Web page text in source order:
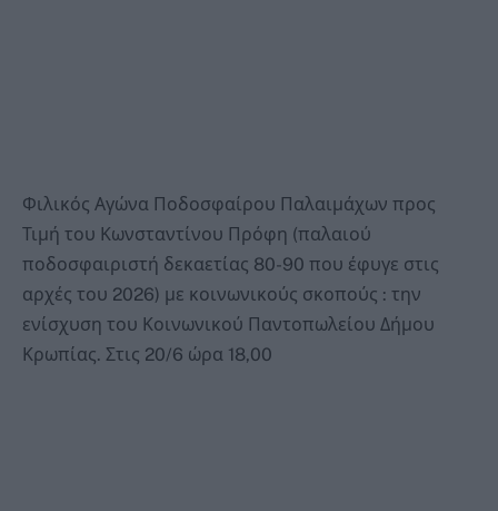
Φιλικός Αγώνα Ποδοσφαίρου Παλαιμάχων προς
Τιμή του Κωνσταντίνου Πρόφη (παλαιού
ποδοσφαιριστή δεκαετίας 80-90 που έφυγε στις
αρχές του 2026) με κοινωνικούς σκοπούς : την
ενίσχυση του Κοινωνικού Παντοπωλείου Δήμου
Κρωπίας. Στις 20/6 ώρα 18,00